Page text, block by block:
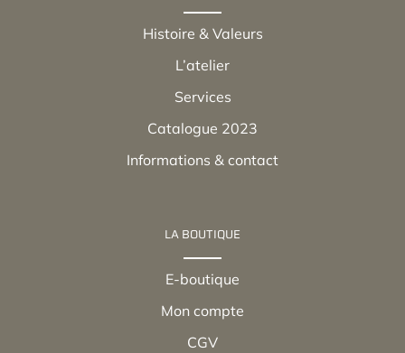
Histoire & Valeurs
L’atelier
Services
Catalogue 2023
Informations & contact
LA BOUTIQUE
E-boutique
Mon compte
CGV